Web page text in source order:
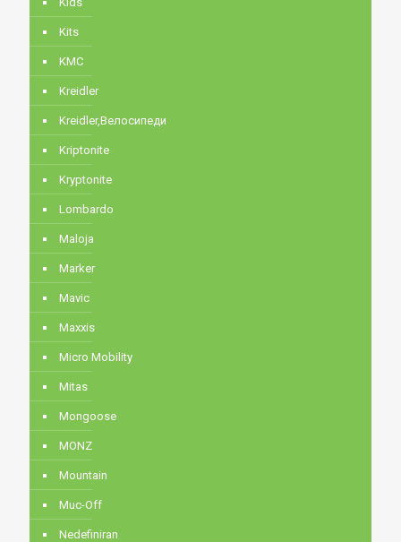
Kits
KMC
Kreidler
Kreidler,Велосипеди
Kriptonite
Kryptonite
Lombardo
Maloja
Marker
Mavic
Maxxis
Micro Mobility
Mitas
Mongoose
MONZ
Mountain
Muc-Off
Nedefiniran